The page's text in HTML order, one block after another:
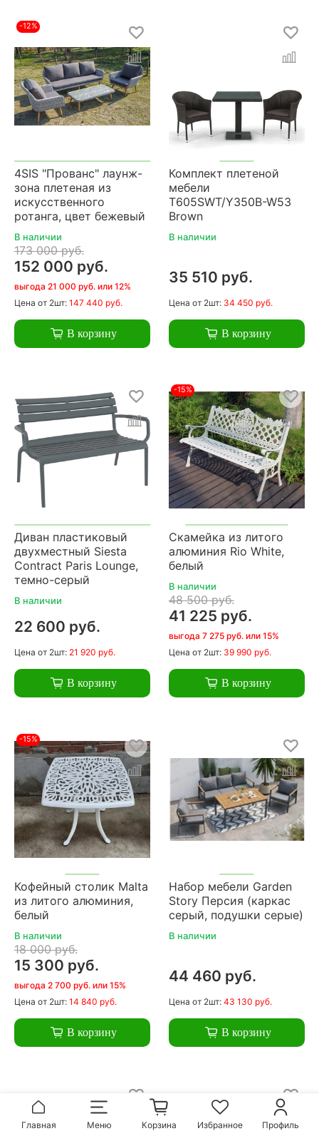
-12%
4SIS "Прованс" лаунж-
зона плетеная из
искусственного
ротанга, цвет бежевый
В наличии
173 000 руб.
152 000 руб.
выгода 21 000 руб. или 12%
Цена от 2шт: 147 440 руб.
В корзину
Комплект плетеной
мебели
T605SWT/Y350B-W53
Brown
В наличии
35 510 руб.
Цена от 2шт: 34 450 руб.
В корзину
Диван пластиковый
двухместный Siesta
Contract Paris Lounge,
темно-серый
В наличии
22 600 руб.
Цена от 2шт: 21 920 руб.
В корзину
-15%
Скамейка из литого
алюминия Rio White,
белый
В наличии
48 500 руб.
41 225 руб.
выгода 7 275 руб. или 15%
Цена от 2шт: 39 990 руб.
В корзину
-15%
Кофейный столик Malta
из литого алюминия,
белый
В наличии
18 000 руб.
15 300 руб.
выгода 2 700 руб. или 15%
Цена от 2шт: 14 840 руб.
В корзину
Набор мебели Garden
Story Персия (каркас
серый, подушки серые)
В наличии
44 460 руб.
Цена от 2шт: 43 130 руб.
В корзину
Главная Меню Корзина Избранное Профиль